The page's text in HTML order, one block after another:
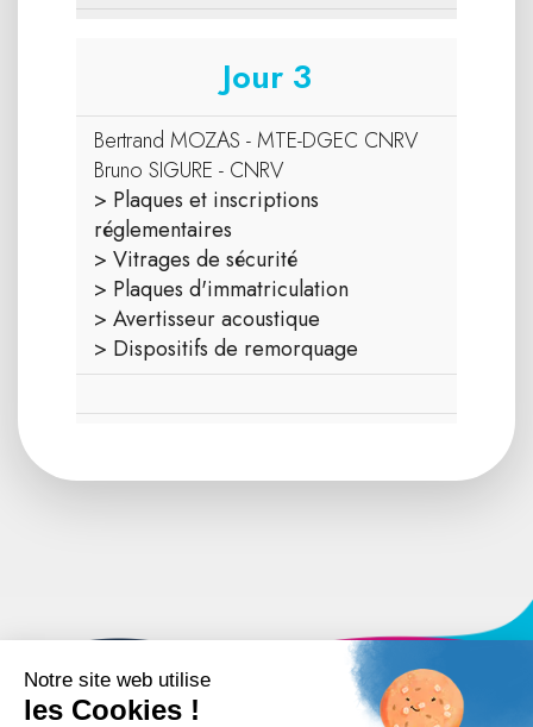
Jour 3
Bertrand MOZAS - MTE-DGEC CNRV
Bruno SIGURE - CNRV
> Plaques et inscriptions
réglementaires
> Vitrages de sécurité
> Plaques d'immatriculation
> Avertisseur acoustique
> Dispositifs de remorquage
IMT ALÈS : 04 66 78 20 85/04 66 78 20 79/04 66 78 20
90